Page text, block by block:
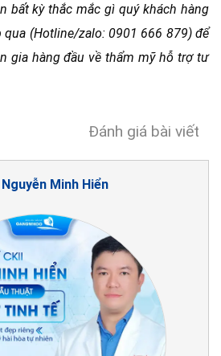
bất kỳ thắc mắc gì quý khách hàng
(Hotline/zalo: 0901 666 879) để
gia hàng đầu về thẩm mỹ hỗ trợ tư
Đánh giá bài viết
Minh Hiển